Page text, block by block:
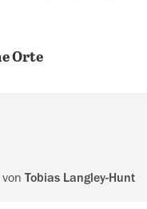
Orte
von Tobias Langley-Hunt